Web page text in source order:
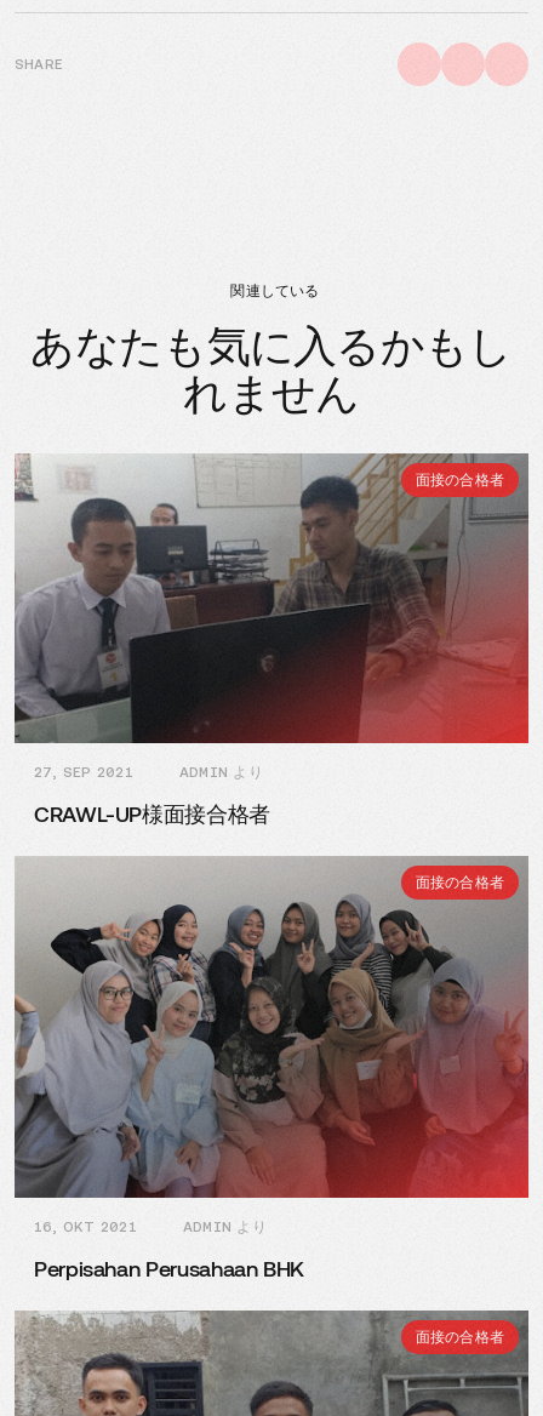
SHARE
関連している
あなたも気に入るかもし
れません
面接の合格者
27, SEP 2021 ADMIN より
CRAWL-UP様面接合格者
面接の合格者
16, OKT 2021 ADMIN より
Perpisahan Perusahaan BHK
面接の合格者